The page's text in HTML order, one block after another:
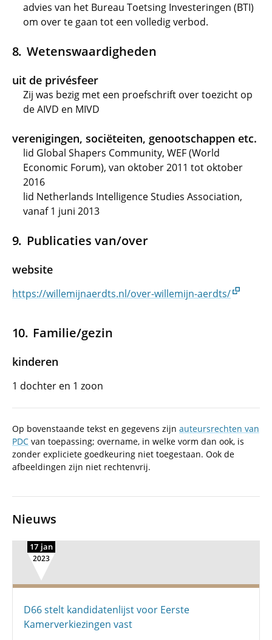
advies van het Bureau Toetsing Investeringen (BTI)
om over te gaan tot een volledig verbod.
Wetenswaardigheden
uit de privésfeer
Zij was bezig met een proefschrift over toezicht op
de AIVD en MIVD
verenigingen, sociëteiten, genootschappen etc.
lid Global Shapers Community, WEF (World
Economic Forum), van oktober 2011 tot oktober
2016
lid Netherlands Intelligence Studies Association,
vanaf 1 juni 2013
Publicaties van/over
website
https://willemijnaerdts.nl/over-willemijn-aerdts/
Familie/gezin
kinderen
1 dochter en 1 zoon
Op bovenstaande tekst en gegevens zijn auteursrechten van
PDC van toepassing; overname, in welke vorm dan ook, is
zonder expliciete goedkeuring niet toegestaan. Ook de
afbeeldingen zijn niet rechtenvrij.
Nieuws
17 jan
2023
D66 stelt kandidatenlijst voor Eerste
Kamerverkiezingen vast